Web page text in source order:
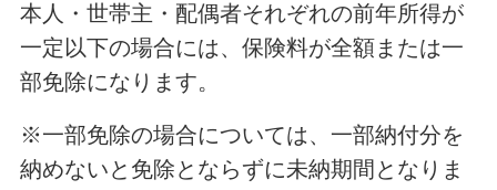
本人・世帯主・配偶者それぞれの前年所得が
一定以下の場合には、保険料が全額または一
部免除になります。
※一部免除の場合については、一部納付分を
納めないと免除とならずに未納期間となりま